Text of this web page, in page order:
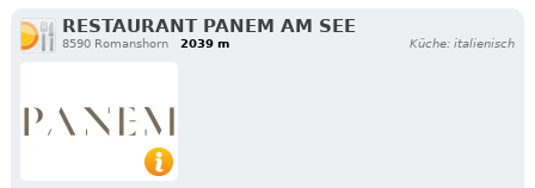
RESTAURANT PANEM AM SEE
8590 Romanshorn 2039 m Küche: italienisch